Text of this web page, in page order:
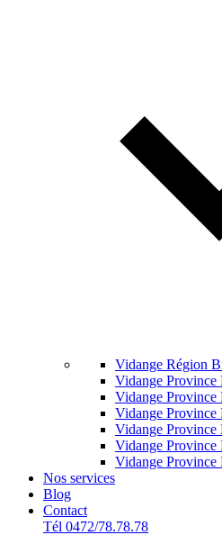
Vidange Région
Vidange Province
Vidange Province
Vidange Province
Vidange Province
Vidange Province
Vidange Province
Nos services
Blog
Contact
Tél 0472/78.78.78